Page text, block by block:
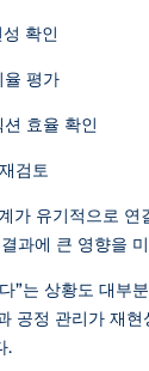
확인
율 평가
효율 확인
검토
가 유기적으로 연
과에 큰 영향을
”는 상황도 대부
공정 관리가 재
.